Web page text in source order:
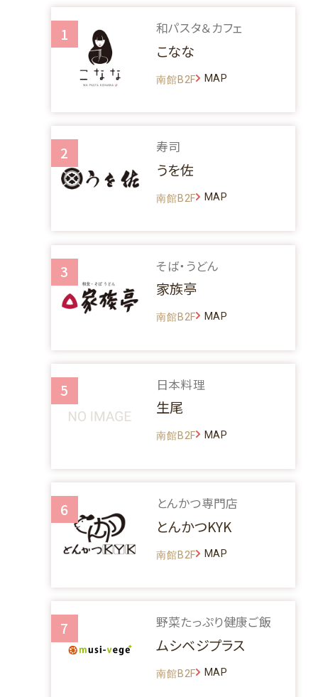
1 和パスタ＆カフェ
こなな
南館B2F MAP
2 寿司
うを佐
南館B2F MAP
3 そば・うどん
家族亭
南館B2F MAP
5 日本料理
生尾
南館B2F MAP
6 とんかつ専門店
とんかつKYK
南館B2F MAP
7 野菜たっぷり健康ご飯
ムシベジプラス
南館B2F MAP